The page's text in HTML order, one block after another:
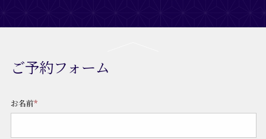
ご予約フォーム
お名前*